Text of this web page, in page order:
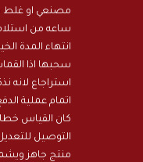
ساعه من استلام
انتهاء المدة
سحبها اذا
استراجاع لانه
اتمام عملية
كان القياس
التوصيل
منتج جاهز